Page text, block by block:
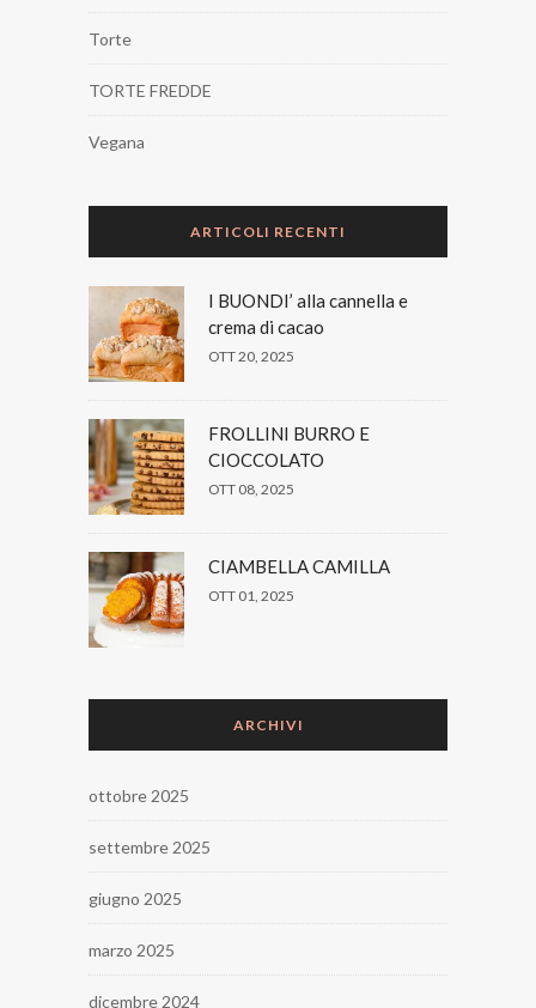
Torte
TORTE FREDDE
Vegana
ARTICOLI RECENTI
I BUONDI’ alla cannella e
crema di cacao
OTT 20, 2025
FROLLINI BURRO E
CIOCCOLATO
OTT 08, 2025
CIAMBELLA CAMILLA
OTT 01, 2025
ARCHIVI
ottobre 2025
settembre 2025
giugno 2025
marzo 2025
dicembre 2024